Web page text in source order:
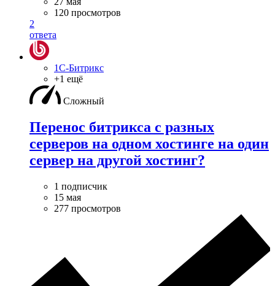
120 просмотров
2
ответа
1С-Битрикс
+1 ещё
Сложный
Перенос битрикса с разных
серверов на одном хостинге на один
сервер на другой хостинг?
1 подписчик
15 мая
277 просмотров